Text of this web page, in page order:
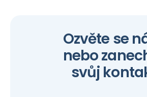
Ozvěte se
nebo
svůj